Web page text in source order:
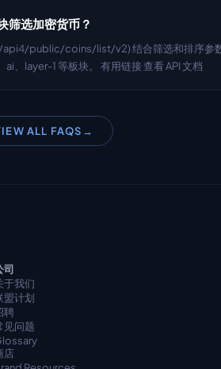
筛选加密货币？
api4/public/coins/list/v2) 结合筛选和排序参
、layer-1 等板块。 有用链接 查看 API 文档
ALL FAQS →
司
于我们
盟计划
聘
见问题
店